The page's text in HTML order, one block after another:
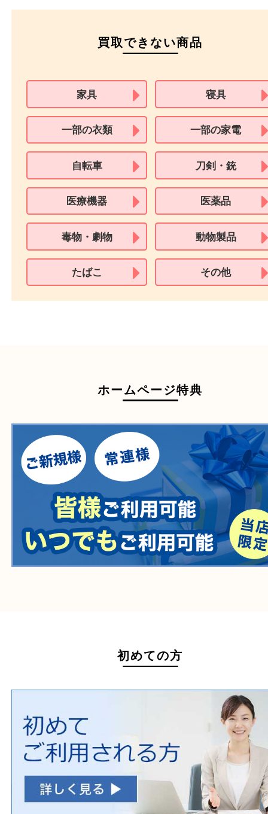
特別永住者証明書 パスポート
（日本政府発行のも
住民基本台帳カード
※在留カードは消費税法改正に伴い令和3年10月1日より、本人確認書
※身分証明書の住所に相違がある場合、ご本人様名義の現住所が確認
※18歳未満のお客様からの買取はいたしません。
家具 寝具
一部の衣類 一部の家電
自転車 刀剣・銃
医療機器 医薬品
ホームページ特典